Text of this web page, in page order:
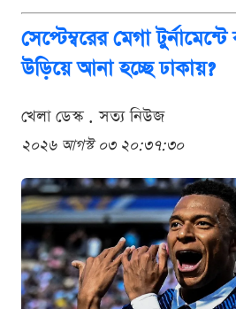
সেপ্টেম্বরের মেগা
উড়িয়ে আনা হচ্ছে ঢাকায়?
খেলা ডেস্ক . সত্য নিউজ
২০২৬ আগস্ট ০৩ ২০:৩৭:৩০